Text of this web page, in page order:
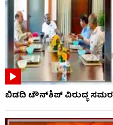
ಬಿಡದಿ ಟೌನ್‌ಶಿಪ್ ವಿರುದ್ಧ